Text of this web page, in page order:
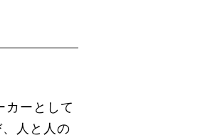
カーとして
人と人の